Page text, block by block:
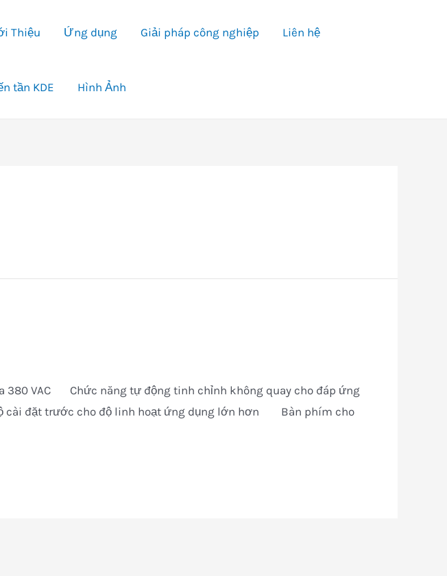
Thiệu Ứng dụng Giải pháp công nghiệp Liên hệ
tần KDE Hình Ảnh
380 VAC Chức năng tự động tinh chỉnh không quay cho đáp ứng
đặt trước cho độ linh hoạt ứng dụng lớn hơn Bàn phím cho